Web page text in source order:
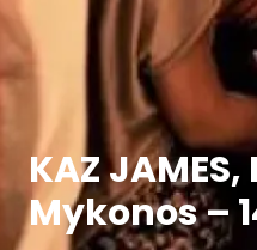
KAZ JAMES,
Mykonos –